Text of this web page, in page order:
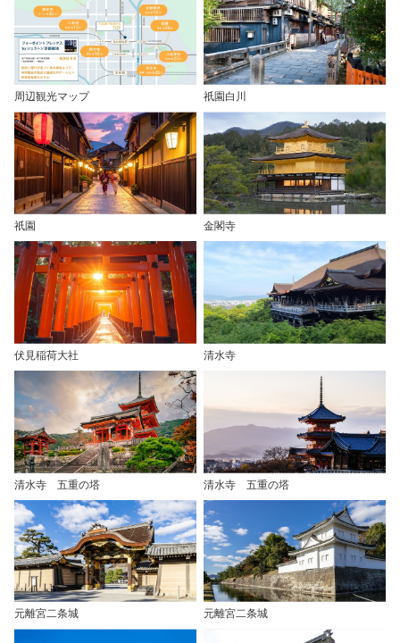
周辺観光マップ 祇園白川
祇園 金閣寺
伏見稲荷大社 清水寺
清水寺 五重の塔 清水寺 五重の塔
元離宮二条城 元離宮二条城